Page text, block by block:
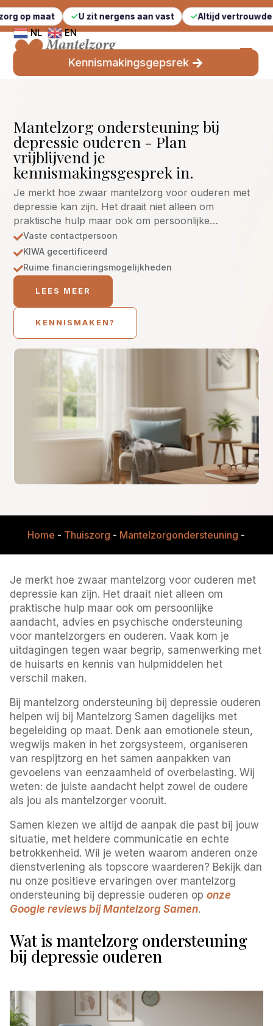
U zit nergens aan vast Altijd vertrouwde
NL EN
Kennismakingsgepsrek
Mantelzorg ondersteuning bij
depressie ouderen - Plan
vrijblijvend je
kennismakingsgesprek in.
Je merkt hoe zwaar mantelzorg voor ouderen met
depressie kan zijn. Het draait niet alleen om
praktische hulp maar ook om persoonlijke…
Vaste contactpersoon
KIWA gecertificeerd
Ruime financieringsmogelijkheden
LEES MEER
KENNISMAKEN?
Home - Thuiszorg - Mantelzorgondersteuning -
Je merkt hoe zwaar mantelzorg voor ouderen met
depressie kan zijn. Het draait niet alleen om
praktische hulp maar ook om persoonlijke
aandacht, advies en psychische ondersteuning
voor mantelzorgers en ouderen. Vaak kom je
uitdagingen tegen waar begrip, samenwerking met
de huisarts en kennis van hulpmiddelen het
verschil maken.
Bij mantelzorg ondersteuning bij depressie ouderen
helpen wij bij Mantelzorg Samen dagelijks met
begeleiding op maat. Denk aan emotionele steun,
wegwijs maken in het zorgsysteem, organiseren
van respijtzorg en het samen aanpakken van
gevoelens van eenzaamheid of overbelasting. Wij
weten: de juiste aandacht helpt zowel de oudere
als jou als mantelzorger vooruit.
Samen kiezen we altijd de aanpak die past bij jouw
situatie, met heldere communicatie en echte
betrokkenheid. Wil je weten waarom anderen onze
dienstverlening als topscore waarderen? Bekijk dan
nu onze positieve ervaringen over mantelzorg
ondersteuning bij depressie ouderen oponze
Google reviews bij Mantelzorg Samen.
Wat is mantelzorg ondersteuning
bij depressie ouderen